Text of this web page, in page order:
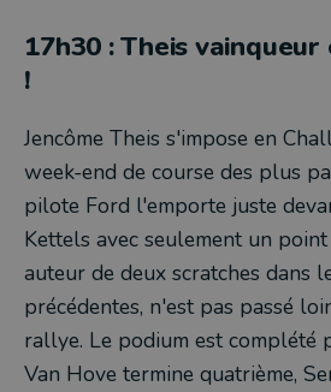
17h30 : Theis
!
Jencôme Theis s'impose en
week-end de course des plus
pilote Ford l'emporte juste
Kettels avec seulement un
auteur de deux scratches dans
précédentes, n'est pas passé
rallye. Le podium est complété
Van Hove termine quatrième,